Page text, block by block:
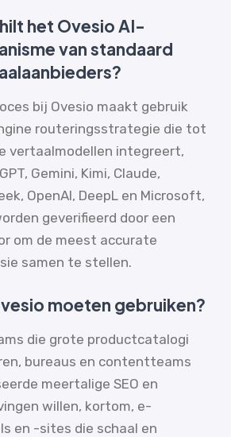
het Ovesio AI-
van standaard
bij Ovesio maakt gebruik
routeringsstrategie die tot
vertaalmodellen integreert,
Gemini, Kimi, Claude,
OpenAI, DeepL en Microsoft,
geverifieerd door een
om de meest accurate
samen te stellen.
moeten gebruiken?
die grote productcatalogi
bureaus en contentteams
meertalige SEO en
willen, kortom, e-
en -sites die schaal en